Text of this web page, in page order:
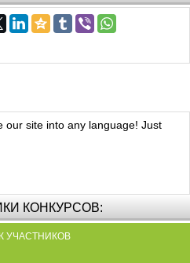
our site into any language! Just
КОНКУРСОВ:
УЧАСТНИКОВ